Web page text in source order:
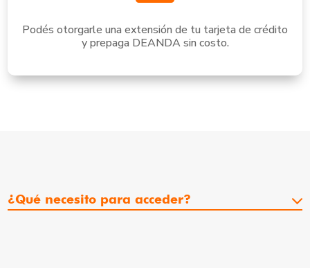
Podés otorgarle una extensión de tu tarjeta de crédito
y prepaga DEANDA sin costo.
¿Qué necesito para acceder?